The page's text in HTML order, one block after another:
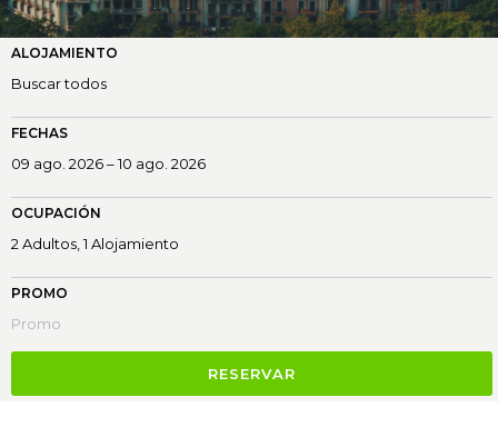
ALOJAMIENTO
FECHAS
OCUPACIÓN
PROMO
RESERVAR